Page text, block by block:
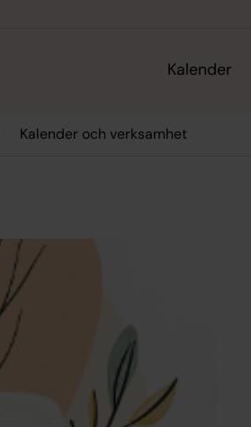
Kalender
Kalender och verksamhet